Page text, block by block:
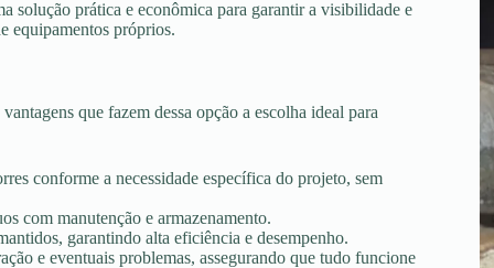
solução prática e econômica para garantir a visibilidade e
equipamentos próprios.
que fazem dessa opção a escolha ideal para
conforme a necessidade específica do projeto, sem
com manutenção e armazenamento.
garantindo alta eficiência e desempenho.
e eventuais problemas, assegurando que tudo funcione